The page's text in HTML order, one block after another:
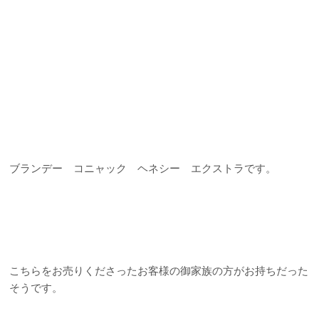
ブランデー コニャック ヘネシー エクストラです。
こちらをお売りくださったお客様の御家族の方がお持ちだった
そうです。